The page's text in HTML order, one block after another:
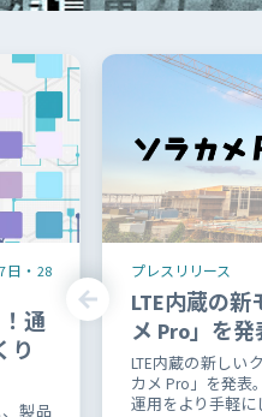
日・28
通
り
製品
プレスリリース
LTE内蔵の新
メ Pro」を発
LTE内蔵の新しい
カメ Pro」を発表
運用をより手軽に